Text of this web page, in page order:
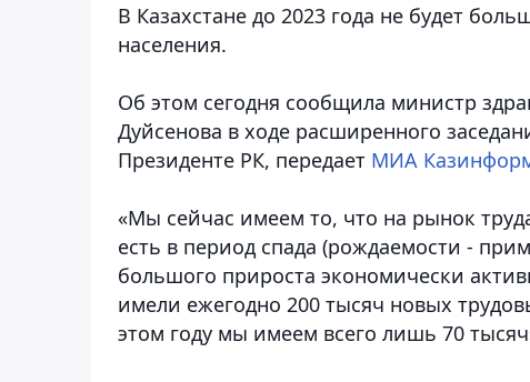
В Казахстане до 2023 года не будет
населения.
Об этом сегодня сообщила министр
Дуйсенова в ходе расширенного
Президенте РК, передает МИА
«Мы сейчас имеем то, что на рынок
есть в период спада (рождаемости -
большого прироста экономически
имели ежегодно 200 тысяч новых
этом году мы имеем всего лишь 70